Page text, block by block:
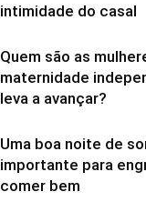
intimidade do casal
Quem são as
maternidade
leva a avançar?
Uma boa noite de
importante para
comer bem